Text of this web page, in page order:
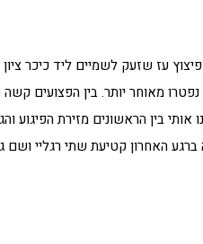
ה- 4.7.75 בשעה 10:00 נשמע פיצוץ עז שזעק
פצועים, שחלקם נפטרו מאוחר יותר. בין
אותי בין הראשונים מזירת הפיגוע
האחרון קטיעת שתי רגליי